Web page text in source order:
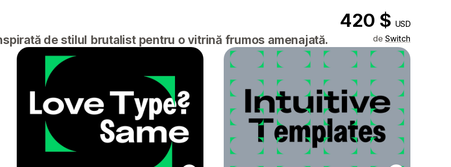
420 $ USD
de stilul brutalist pentru o vitrină frumos amenajată. de Switch